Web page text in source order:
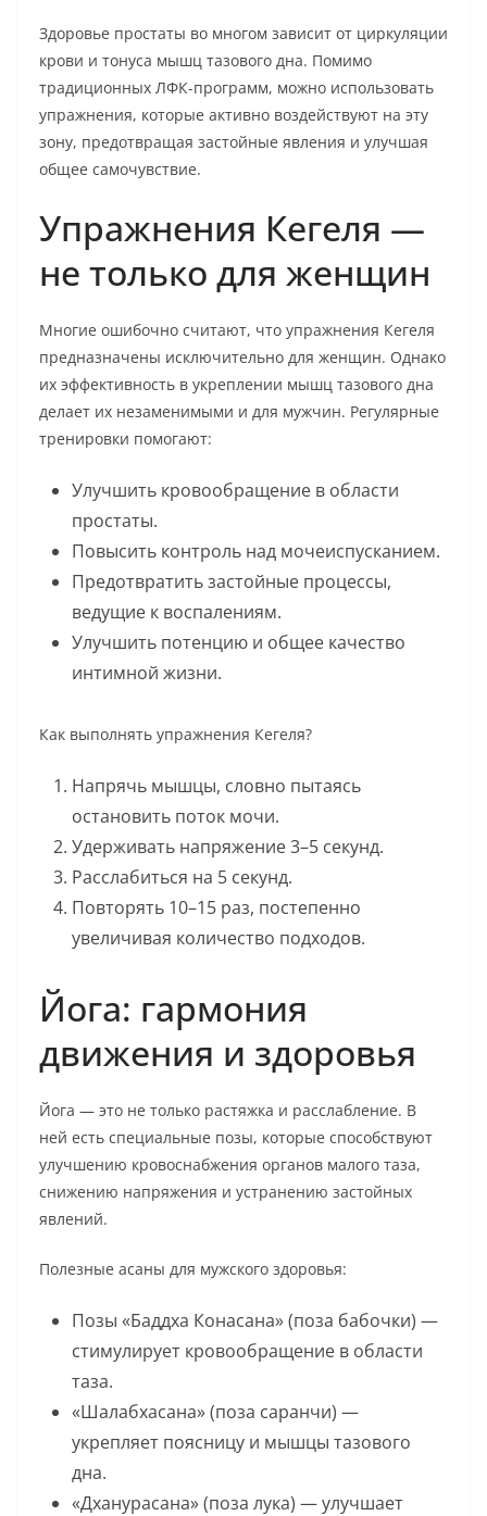
Здоровье простаты во многом зависит от циркуляции
крови и тонуса мышц тазового дна. Помимо
традиционных ЛФК-программ, можно использовать
упражнения, которые активно воздействуют на эту
зону, предотвращая застойные явления и улучшая
общее самочувствие.
Упражнения Кегеля —
не только для женщин
Многие ошибочно считают, что упражнения Кегеля
предназначены исключительно для женщин. Однако
их эффективность в укреплении мышц тазового дна
делает их незаменимыми и для мужчин. Регулярные
тренировки помогают:
Улучшить кровообращение в области
простаты.
Повысить контроль над мочеиспусканием.
Предотвратить застойные процессы,
ведущие к воспалениям.
Улучшить потенцию и общее качество
интимной жизни.
Как выполнять упражнения Кегеля?
Напрячь мышцы, словно пытаясь
остановить поток мочи.
Удерживать напряжение 3–5 секунд.
Расслабиться на 5 секунд.
Повторять 10–15 раз, постепенно
увеличивая количество подходов.
Йога: гармония
движения и здоровья
Йога — это не только растяжка и расслабление. В
ней есть специальные позы, которые способствуют
улучшению кровоснабжения органов малого таза,
снижению напряжения и устранению застойных
явлений.
Полезные асаны для мужского здоровья:
Позы «Баддха Конасана» (поза бабочки) —
стимулирует кровообращение в области
таза.
«Шалабхасана» (поза саранчи) —
укрепляет поясницу и мышцы тазового
дна.
«Дханурасана» (поза лука) — улучшает